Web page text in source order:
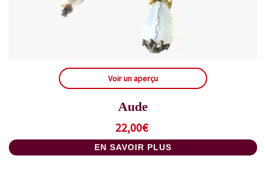
Voir un aperçu
Aude
22,00€
EN SAVOIR PLUS